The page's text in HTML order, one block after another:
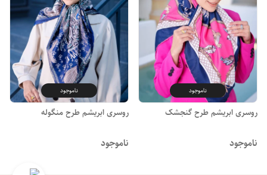
ناموجود
روسری ابریشم طرح گنجشک
ناموجود
ناموجود
روسری ابریشم طرح منگوله
ناموجود